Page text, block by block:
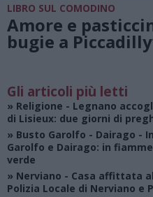
LIBRO SUL COMODINO
Amore e
bugie a
Gli articoli più letti
» Religione - Legnano
di Lisieux: due giorni di
» Busto Garolfo - Dairago -
Garolfo e Dairago: in
verde
» Nerviano - Casa affittata
Polizia Locale di Nerviano e